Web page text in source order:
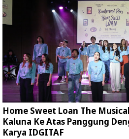
Home Sweet Loan The
Kaluna Ke Atas Panggung
Karya IDGITAF